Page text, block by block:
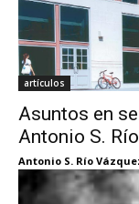
artículos
Asuntos en
Antonio S.
Antonio S. Río